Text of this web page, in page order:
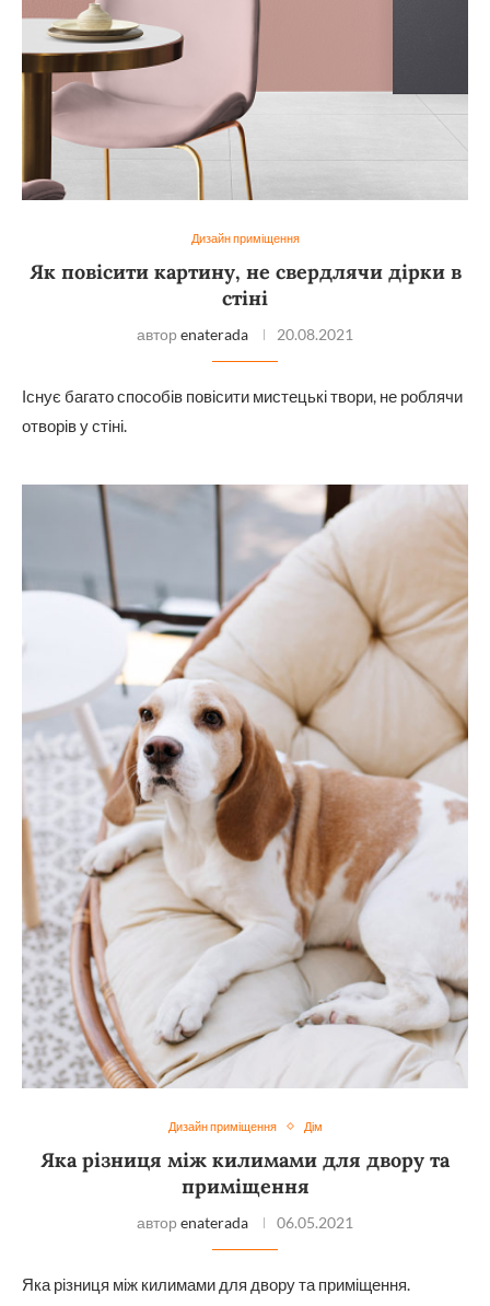
Дизайн приміщення
Як повісити картину, не свердлячи дірки в
стіні
автор enaterada 20.08.2021
Існує багато способів повісити мистецькі твори, не роблячи
отворів у стіні.
Дизайн приміщення Дім
Яка різниця між килимами для двору та
приміщення
автор enaterada 06.05.2021
Яка різниця між килимами для двору та приміщення.